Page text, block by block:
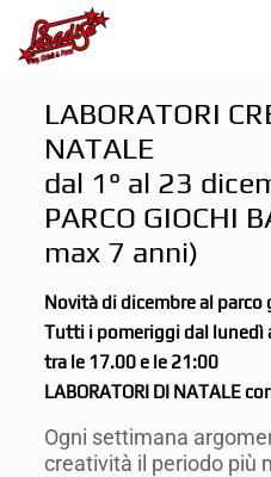
LABORATORI
NATALE
dal 1° al 23
PARCO GIOCHI
max 7 anni)
Novità di dicembre al parco
Tutti i pomeriggi dal lunedì
tra le 17.00 e le 21:00
LABORATORI DI NATALE
Ogni settimana
creatività il periodo più